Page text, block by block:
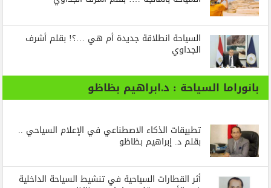
السياحة انطلاقة جديدة أم هي …؟! بقلم أشرف
الجداوي
بانوراما السياحة : د.ابراهيم بظاظو
تطبيقات الذكاء الاصطناعي في الإعلام السياحي ..
بقلم د. إبراهيم بظاظو
أثر القطارات السياحية في تنشيط السياحة الداخلية